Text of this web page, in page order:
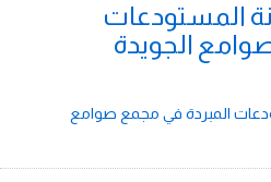
المستودعات
الجويدة
المبردة في مجمع صوامع